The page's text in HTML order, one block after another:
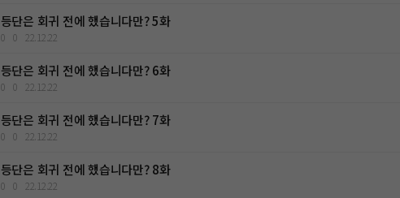
등단은 회귀 전에 했습니다만? 5화
0 0 22.12.22
등단은 회귀 전에 했습니다만? 6화
0 0 22.12.22
등단은 회귀 전에 했습니다만? 7화
0 0 22.12.22
등단은 회귀 전에 했습니다만? 8화
0 0 22.12.22